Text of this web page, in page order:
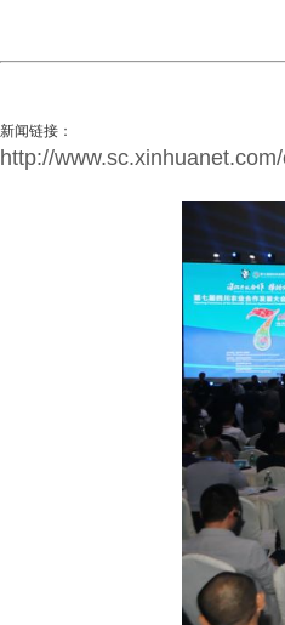
新闻链接：
http://